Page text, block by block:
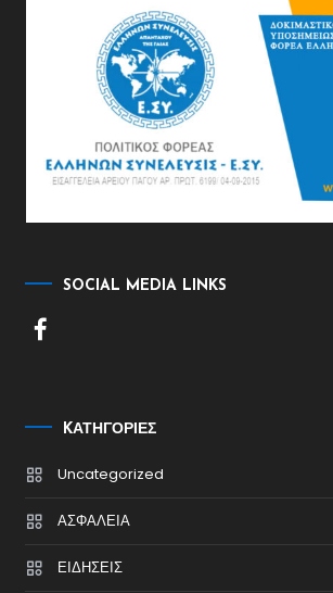
SOCIAL MEDIA LINKS
KΑΤΗΓΟΡΊΕΣ
Uncategorized
ΑΣΦΑΛΕΙΑ
ΕΙΔΗΣΕΙΣ